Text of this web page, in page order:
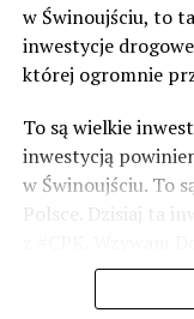
w Świnoujściu, to
inwestycje
której ogromnie
To są wielkie
inwestycją
w Świnoujściu. To
Polsce. Dzisiaj ta
odblokowania CPK.